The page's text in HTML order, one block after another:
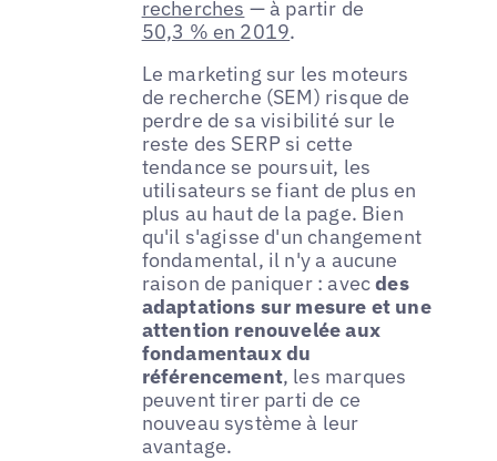
recherches — à partir de
50,3 % en 2019.
Le marketing sur les moteurs
de recherche (SEM) risque de
perdre de sa visibilité sur le
reste des SERP si cette
tendance se poursuit, les
utilisateurs se fiant de plus en
plus au haut de la page. Bien
qu'il s'agisse d'un changement
fondamental, il n'y a aucune
raison de paniquer : avecdes
adaptations sur mesure et une
attention renouvelée aux
fondamentaux du
référencement, les marques
peuvent tirer parti de ce
nouveau système à leur
avantage.